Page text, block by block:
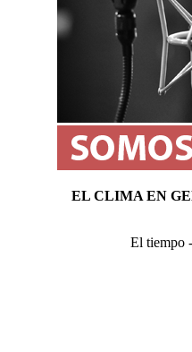
EL CLIMA EN
El tiempo